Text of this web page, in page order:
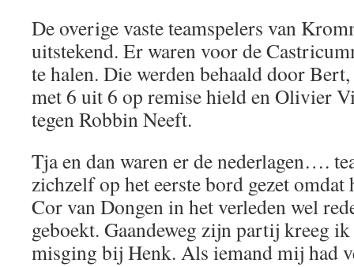
De overige vaste teamspelers van
uitstekend. Er waren voor de
te halen. Die werden behaald door
met 6 uit 6 op remise hield en Olivier
tegen Robbin Neeft.
Tja en dan waren er de nederlagen….
zichzelf op het eerste bord gezet omdat
Cor van Dongen in het verleden wel
geboekt. Gaandeweg zijn partij kreeg
misging bij Henk. Als iemand mij had